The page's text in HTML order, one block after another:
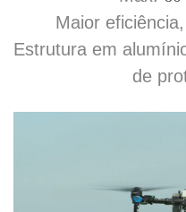
Maior
Estrutura em
de